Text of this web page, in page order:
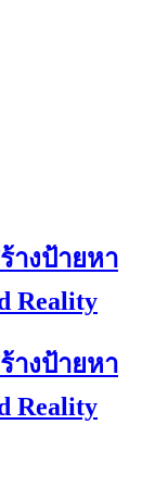
างป้ายหา
Reality
างป้ายหา
Reality